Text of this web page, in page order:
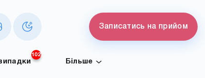
Записатись на прийом
випадки
102
Більше